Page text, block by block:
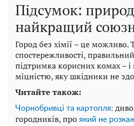
Підсумок:
найкращий
Город без хімії – це можливо.
спостережливості,
підтримка корисних комах – і
міцністю, яку шкідники не
Читайте також:
Чорнобривці та картопля:
городників, про який не